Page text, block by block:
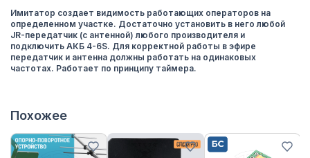
Имитатор cоздает видимость работающих операторов на
определенном участке. Достаточно установить в него любой
JR-передатчик (с антенной) любого производителя и
подключить АКБ 4-6S. Для корректной работы в эфире
передатчик и антенна должны работать на одинаковых
частотах. Работает по принципу таймера.
Похожее